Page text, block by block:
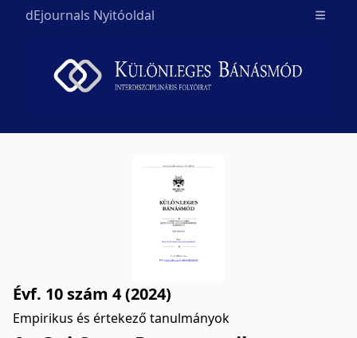
dEjournals Nyitóoldal Open
Évf. 10 szám 4 (2024)
Empirikus és értekező tanulmányok